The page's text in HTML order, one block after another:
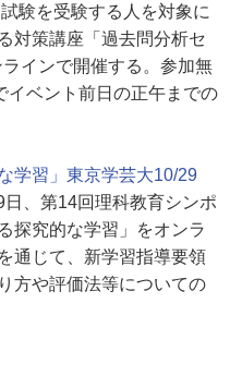
験を受験する人を対象に
対策講座「過去問分析セ
インで開催する。参加無
イベント前日の正午までの
学習」東京学芸大10/29
、第14回理科教育シンポ
探究的な学習」をオンラ
通じて、新学習指導要領
方や評価法等についての